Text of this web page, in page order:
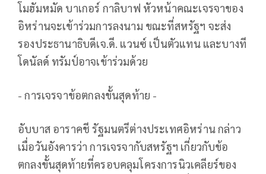
โมฮัมหมัด บาเกอร์ กาลิบาฟ หัวหน้าคณะเจรจาของ
อิหร่านจะเข้าร่วมการลงนาม ขณะที่สหรัฐฯ จะส่ง
รองประธานาธิบดีเจ.ดี. แวนซ์ เป็นตัวแทน และบางที
โดนัลด์ ทรัมป์อาจเข้าร่วมด้วย
- การเจรจาข้อตกลงขั้นสุดท้าย -
อับบาส อาราคชี รัฐมนตรีต่างประเทศอิหร่าน กล่าว
เมื่อวันอังคารว่า การเจรจากับสหรัฐฯ เกี่ยวกับข้อ
ตกลงขั้นสุดท้ายที่ครอบคลุมโครงการนิวเคลียร์ของ